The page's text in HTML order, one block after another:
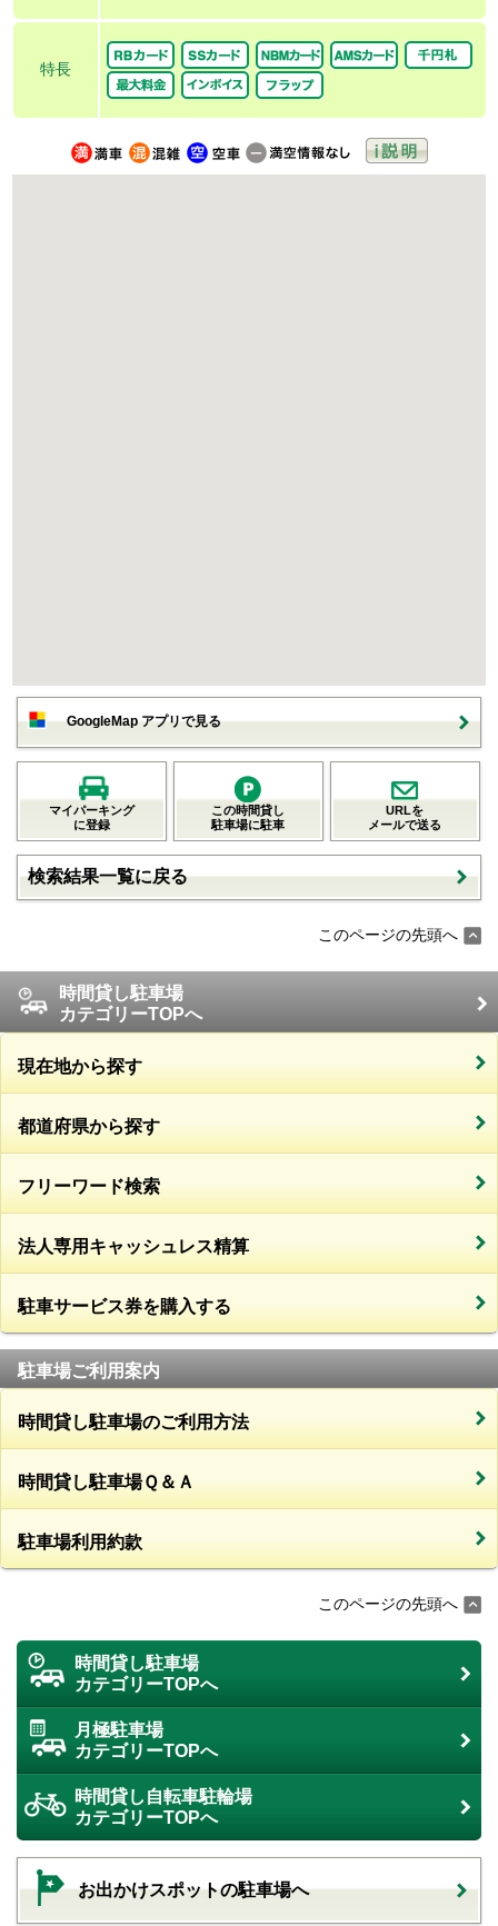
特長
GoogleMap アプリで見る
マイパーキング
に登録
この時間貸し
駐車場に駐車
URLを
メールで送る
検索結果一覧に戻る
このページの先頭へ
時間貸し駐車場
カテゴリーTOPへ
現在地から探す
都道府県から探す
フリーワード検索
法人専用キャッシュレス精算
駐車サービス券を購入する
駐車場ご利用案内
時間貸し駐車場のご利用方法
時間貸し駐車場Ｑ＆Ａ
駐車場利用約款
このページの先頭へ
時間貸し駐車場
カテゴリーTOPへ
月極駐車場
カテゴリーTOPへ
時間貸し自転車駐輪場
カテゴリーTOPへ
お出かけスポットの駐車場へ